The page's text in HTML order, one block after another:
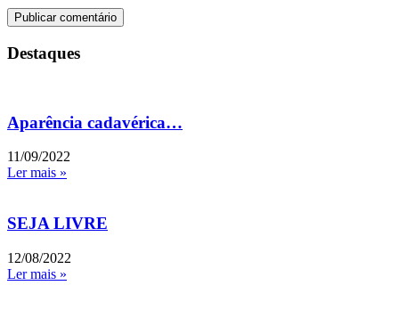
Destaques
Aparência cadavérica…
11/09/2022
Ler mais »
SEJA LIVRE
12/08/2022
Ler mais »